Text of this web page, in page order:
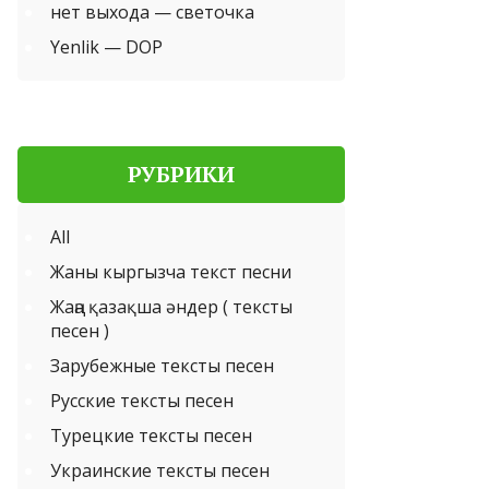
нет выхода — светочка
Yenlik — DOP
РУБРИКИ
All
Жаны кыргызча текст песни
Жаңа қазақша әндер ( тексты
песен )
Зарубежные тексты песен
Русские тексты песен
Турецкие тексты песен
Украинские тексты песен